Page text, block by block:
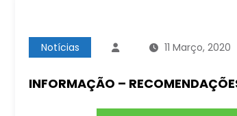
Notícias 11 Março, 2020
INFORMAÇÃO –